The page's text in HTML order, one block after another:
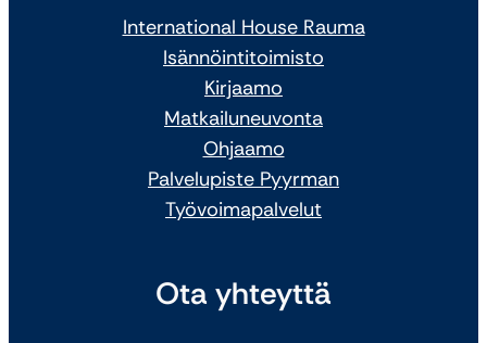
International House Rauma
Isännöintitoimisto
Kirjaamo
Matkailuneuvonta
Ohjaamo
Palvelupiste Pyyrman
Työvoimapalvelut
Ota yhteyttä